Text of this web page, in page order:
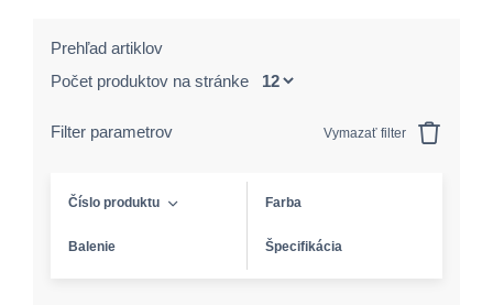
Prehľad artiklov
Počet produktov na stránke
Filter parametrov Vymazať filter
Číslo produktu Farba
Balenie Špecifikácia